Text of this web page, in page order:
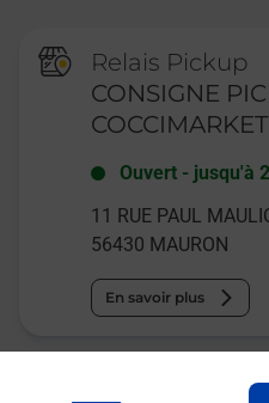
Relais Pickup
CONSIGNE
Ouvert - jusqu'à
11 RUE PAUL
56430 MAURON
En savoir plus